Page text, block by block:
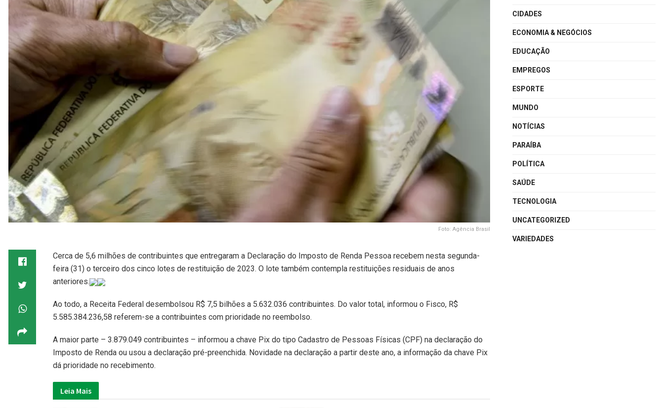
Foto: Agência Brasil
Cerca de 5,6 milhões de contribuintes que entregaram a Declaração do Imposto de Renda Pessoa recebem nesta segunda-
feira (31) o terceiro dos cinco lotes de restituição de 2023. O lote também contempla restituições residuais de anos
anteriores.
Ao todo, a Receita Federal desembolsou R$ 7,5 bilhões a 5.632.036 contribuintes. Do valor total, informou o Fisco, R$
5.585.384.236,58 referem-se a contribuintes com prioridade no reembolso.
A maior parte – 3.879.049 contribuintes – informou a chave Pix do tipo Cadastro de Pessoas Físicas (CPF) na declaração do
Imposto de Renda ou usou a declaração pré-preenchida. Novidade na declaração a partir deste ano, a informação da chave Pix
dá prioridade no recebimento.
Leia Mais
CIDADES
ECONOMIA & NEGÓCIOS
EDUCAÇÃO
EMPREGOS
ESPORTE
MUNDO
NOTÍCIAS
PARAÍBA
POLÍTICA
SAÚDE
TECNOLOGIA
UNCATEGORIZED
VARIEDADES